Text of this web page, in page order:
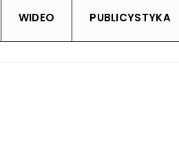
WIDEO PUBLICYSTYKA